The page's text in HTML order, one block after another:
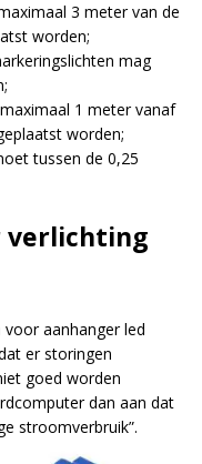
3 meter van de
worden;
mag
1 meter vanaf
worden;
tussen de 0,25
verlichting
aanhanger led
er storingen
goed worden
dan aan dat
stroomverbruik”.